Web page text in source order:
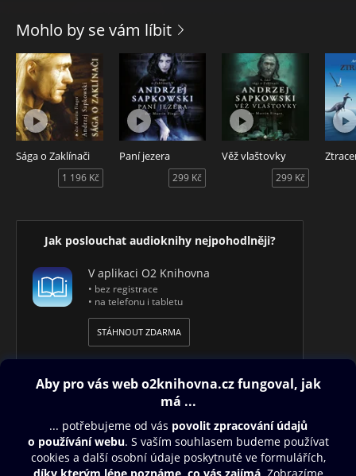
obyvateľstvo, telá kritikov, nepohodlných aktivistov i
novinárov sa hompáľajú na pouličných lampách.
Rok 2084: Svet sa prebúdza do každodennej pochmúrnosti.
Na oboch stranách Európy, rozdelenej novou Železnou
oponou, sa začína rozplietať príbeh dvoch ľudí, ktorí môžu
zmeniť osud zvyšného sveta.
Audiokniha 2084, autor Martin Jurík, čte Rudo Kain.
Mohlo by se vám líbit
Sága o Zaklínači
1 196 Kč
Paní jezera
299 Kč
Věž vlaštovky
299 Kč
Jak poslouchat audioknihy nejpohodlněji?
V aplikaci O2 Knihovna
• bez registrace
• na telefonu i tabletu
STÁHNOUT ZDARMA
Obsah ke stažení
Moje O2 Knihovna